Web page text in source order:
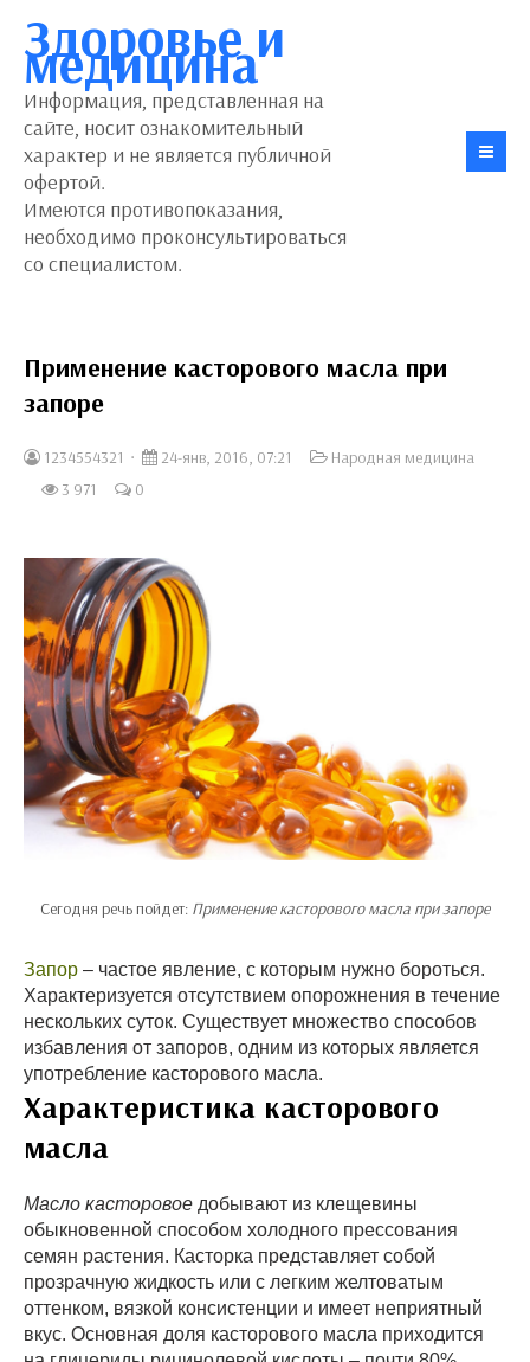
Здоровье и
медицина
Информация, представленная на
сайте, носит ознакомительный
характер и не является публичной
офертой.
Имеются противопоказания,
необходимо проконсультироваться
со специалистом.
Применение касторового масла при
запоре
1234554321 24-янв, 2016, 07:21
Народная медицина
3 971
0
Сегодня речь пойдет: Применение касторового масла при запоре
Запор – частое явление, с которым нужно бороться.
Характеризуется отсутствием опорожнения в течение
нескольких суток. Существует множество способов
избавления от запоров, одним из которых является
употребление касторового масла.
Характеристика касторового
масла
Масло касторовое добывают из клещевины
обыкновенной способом холодного прессования
семян растения. Касторка представляет собой
прозрачную жидкость или с легким желтоватым
оттенком, вязкой консистенции и имеет неприятный
вкус. Основная доля касторового масла приходится